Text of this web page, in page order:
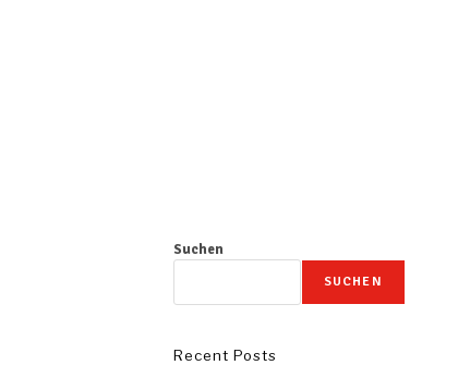
Suchen
SUCHEN
Recent Posts